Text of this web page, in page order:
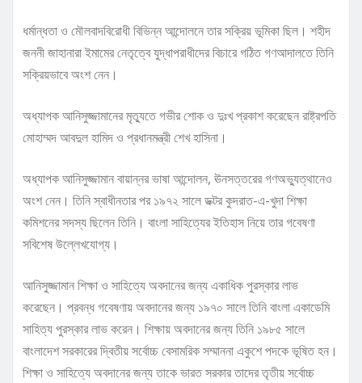
ধর্মান্ধতা ও মৌলবাদবিরোধী বিভিন্ন আন্দোলনে তার সক্রিয় ভূমিকা ছিল। শহীদ
জননী জাহানারা ইমামের নেতৃত্বে যুদ্ধাপরাধীদের বিচারে গঠিত গণআদালতে তিনি
সক্রিয়ভাবে অংশ নেন।
অধ্যাপক আনিসুজ্জামানের মৃত্যুতে গভীর শোক ও দুঃখ প্রকাশ করেছেন রাষ্ট্রপতি
মোহাম্মদ আবদুল হামিদ ও প্রধানমন্ত্রী শেখ হাসিনা।
অধ্যাপক আনিসুজ্জামান বায়ান্নর ভাষা আন্দোলন, ঊনসত্তরের গণঅভ্যুত্থানেও
অংশ নেন। তিনি স্বাধীনতার পর ১৯৭২ সালে ডক্টর কুদরাত-এ-খুদা শিক্ষা
কমিশনের সদস্য ছিলেন তিনি। বাংলা সাহিত্যের ইতিহাস নিয়ে তার গবেষণা
সবিশেষ উল্লেখযোগ্য।
আনিসুজ্জামান শিক্ষা ও সাহিত্যে অবদানের জন্য একাধিক পুরস্কার লাভ
করেছেন। প্রবন্ধ গবেষণায় অবদানের জন্য ১৯৭০ সালে তিনি বাংলা একাডেমি
সাহিত্য পুরস্কার লাভ করেন। শিক্ষায় অবদানের জন্য তিনি ১৯৮৫ সালে
বাংলাদেশ সরকারের দ্বিতীয় সর্বোচ্চ বেসামরিক সম্মাননা একুশে পদকে ভূষিত হন।
শিক্ষা ও সাহিত্যে অবদানের জন্য তাকে ভারত সরকার তাদের তৃতীয় সর্বোচ্চ